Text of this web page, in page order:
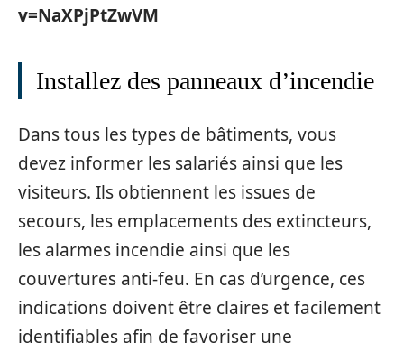
v=NaXPjPtZwVM
Installez des panneaux d’incendie
Dans tous les types de bâtiments, vous
devez informer les salariés ainsi que les
visiteurs. Ils obtiennent les issues de
secours, les emplacements des extincteurs,
les alarmes incendie ainsi que les
couvertures anti-feu. En cas d’urgence, ces
indications doivent être claires et facilement
identifiables afin de favoriser une